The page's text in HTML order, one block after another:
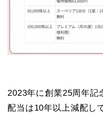
2023年に創業25周年記
配当は10年以上減配し